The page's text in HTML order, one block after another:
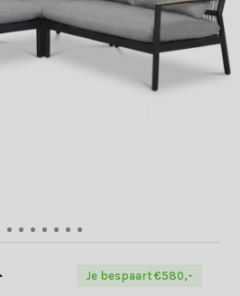
Je bespaart €580,-